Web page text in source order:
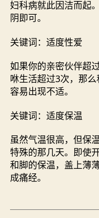
妇科病就此因洁而起
阴即可。
关键词：适度性爱
如果你的亲密伙伴超
咻生活超过3次，那
容易出现不适。
关键词：适度保温
虽然气温很高，但保
特殊的那几天。即使
和脚的保温，盖上薄
成痛经。